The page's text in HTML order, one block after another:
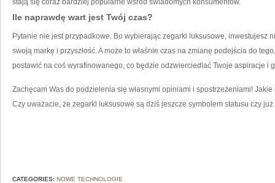
stają się coraz bardziej popularne wśród świadomych konsumentów.
Ile naprawdę wart jest Twój czas?
Pytanie nie jest przypadkowe. Bo wybierając zegarki luksusowe, inwestujesz
swoją markę i przyszłość. A może to właśnie czas na zmianę podejścia do
postawić na coś wyrafinowanego, co będzie odzwierciedlać Twoje aspiracje i
Zachęcam Was do podzielenia się własnymi opiniami i spostrzeżeniami!
Czy uważacie, że zegarki luksusowe są dziś jeszcze symbolem statusu czy
CATEGORIES: NOWE TECHNOLOGIE